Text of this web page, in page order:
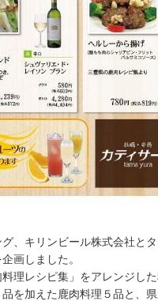
、キリンビール株式会社と
画しました。
理レシピ集」をアレンジし
を加えた鹿肉料理５品と、